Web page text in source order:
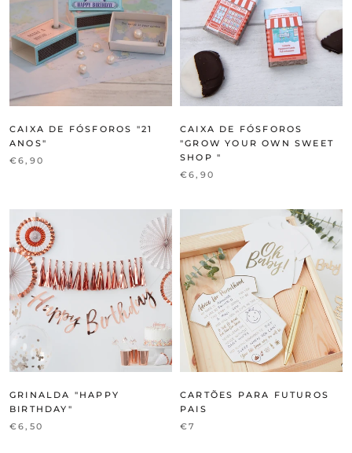
CAIXA DE FÓSFOROS "21
ANOS"
€6,90
CAIXA DE FÓSFOROS
"GROW YOUR OWN SWEET
SHOP "
€6,90
GRINALDA "HAPPY
BIRTHDAY"
€6,50
CARTÕES PARA FUTUROS
PAIS
€7